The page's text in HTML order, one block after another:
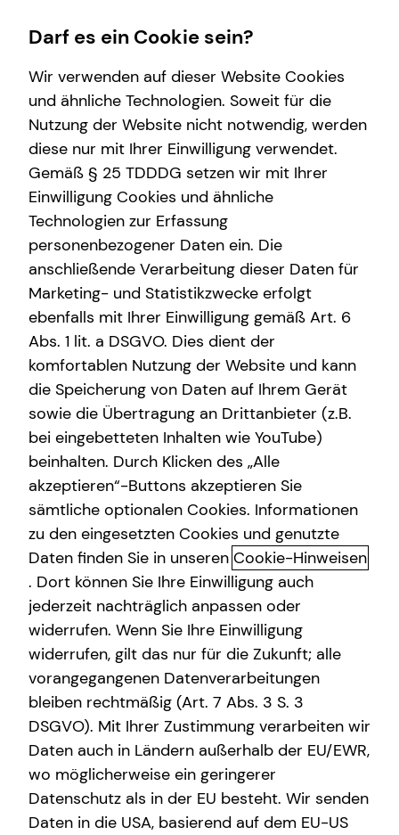
Finanzberatung
Altersvorsorge
Videoberatung
Spezialisten-Netzwerk
Karriere-Infos
Karrierechancen
Wissenswertes
Interview
Über tecis
teamzukunft
Service
Kundenportal
Schadenabwicklung
Wir sind teamzukunft
Als Finanzberatung deiner Generation setzen wir auf eine
Kommunikation auf Augenhöhe: Offen, direkt und
persönlich.
tecis hat es sich zur Aufgabe gemacht, den
nachfolgenden Generationen eine bessere finanzielle
Zukunft zu ermöglichen. Mit höchster Professionalität,
einer hohen Produktvielfalt und einem
anbieterübergreifenden Produktauswahlprozess,
Darf es ein Cookie sein?
Wir verwenden auf dieser Website Cookies
und ähnliche Technologien. Soweit für die
Nutzung der Website nicht notwendig, werden
diese nur mit Ihrer Einwilligung verwendet.
Gemäß § 25 TDDDG setzen wir mit Ihrer
Einwilligung Cookies und ähnliche
Technologien zur Erfassung
personenbezogener Daten ein. Die
anschließende Verarbeitung dieser Daten für
Marketing- und Statistikzwecke erfolgt
ebenfalls mit Ihrer Einwilligung gemäß Art. 6
Abs. 1 lit. a DSGVO. Dies dient der
komfortablen Nutzung der Website und kann
die Speicherung von Daten auf Ihrem Gerät
sowie die Übertragung an Drittanbieter (z.B.
bei eingebetteten Inhalten wie YouTube)
beinhalten. Durch Klicken des „Alle
akzeptieren“-Buttons akzeptieren Sie
sämtliche optionalen Cookies. Informationen
zu den eingesetzten Cookies und genutzte
Daten finden Sie in unseren Cookie-Hinweisen
. Dort können Sie Ihre Einwilligung auch
jederzeit nachträglich anpassen oder
widerrufen. Wenn Sie Ihre Einwilligung
widerrufen, gilt das nur für die Zukunft; alle
vorangegangenen Datenverarbeitungen
bleiben rechtmäßig (Art. 7 Abs. 3 S. 3
DSGVO). Mit Ihrer Zustimmung verarbeiten wir
Daten auch in Ländern außerhalb der EU/EWR,
wo möglicherweise ein geringerer
Datenschutz als in der EU besteht. Wir senden
Daten in die USA, basierend auf dem EU-US